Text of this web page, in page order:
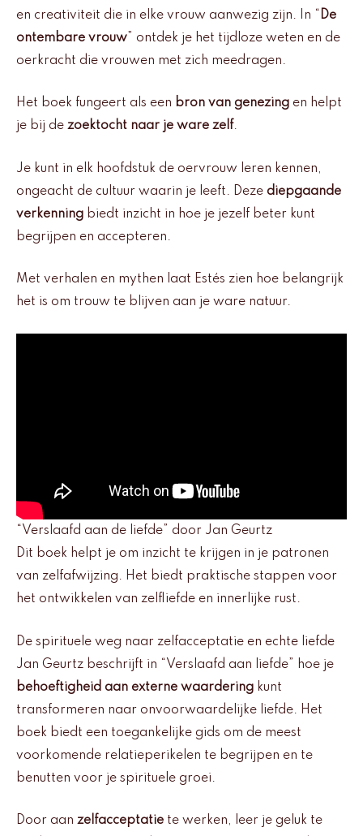
en creativiteit die in elke vrouw aanwezig zijn. In “
De
ontembare vrouw ” ontdek je het tijdloze weten en de
oerkracht die vrouwen met zich meedragen.
Het boek fungeert als een bron van genezing en helpt
je bij de zoektocht naar je ware zelf.
Je kunt in elk hoofdstuk de oervrouw leren kennen,
ongeacht de cultuur waarin je leeft. Deze diepgaande
verkenning biedt inzicht in hoe je jezelf beter kunt
begrijpen en accepteren.
Met verhalen en mythen laat Estés zien hoe belangrijk
het is om trouw te blijven aan je ware natuur.
“Verslaafd aan de liefde” door Jan Geurtz
Dit boek helpt je om inzicht te krijgen in je patronen
van zelfafwijzing. Het biedt praktische stappen voor
het ontwikkelen van zelfliefde en innerlijke rust.
De spirituele weg naar zelfacceptatie en echte liefde
Jan Geurtz beschrijft in “Verslaafd aan liefde” hoe je
behoeftigheid aan externe waardering kunt
transformeren naar onvoorwaardelijke liefde. Het
boek biedt een toegankelijke gids om de meest
voorkomende relatieperikelen te begrijpen en te
benutten voor je spirituele groei.
Door aan zelfacceptatie te werken, leer je geluk te